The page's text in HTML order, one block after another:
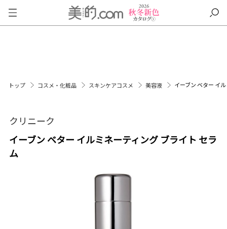
トップ コスメ・化粧品 スキンケアコスメ 美容液 イーブン ベター イ
クリニーク
イーブン ベター イルミネーティング ブライト セラ
ム